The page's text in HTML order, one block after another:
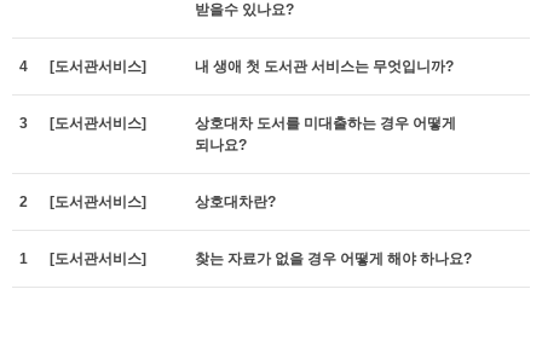
받을수 있나요?
4 [도서관서비스] 내 생애 첫 도서관 서비스는 무엇입니까?
3 [도서관서비스]
상호대차 도서를 미대출하는 경우 어떻게
되나요?
2 [도서관서비스] 상호대차란?
1 [도서관서비스] 찾는 자료가 없을 경우 어떻게 해야 하나요?